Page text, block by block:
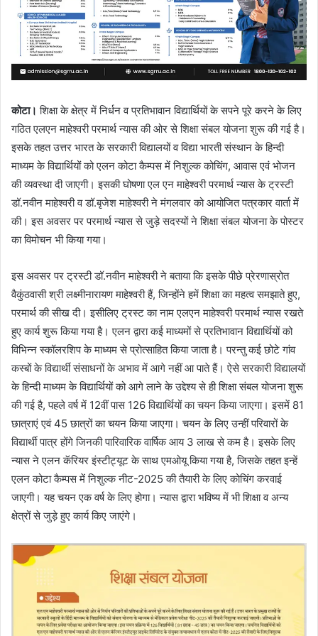
कोटा। शिक्षा के क्षेत्र में निर्धन व प्रतिभावान विद्यार्थियों के सपने पूरे करने के लिए
गठित एलएन माहेश्वरी परमार्थ न्यास की ओर से शिक्षा संबल योजना शुरू की गई है।
इसके तहत उत्तर भारत के सरकारी विद्यालयों व विद्या भारती संस्थान के हिन्दी
माध्यम के विद्यार्थियों को एलन कोटा कैम्पस में निशुल्क कोचिंग, आवास एवं भोजन
की व्यवस्था दी जाएगी। इसकी घोषणा एल एन माहेश्वरी परमार्थ न्यास के ट्रस्टी
डॉ.नवीन माहेश्वरी व डॉ.बृजेश माहेश्वरी ने मंगलवार को आयोजित पत्रकार वार्ता में
की। इस अवसर पर परमार्थ न्यास से जुड़े सदस्यों ने शिक्षा संबल योजना के पोस्टर
का विमोचन भी किया गया।
इस अवसर पर ट्रस्टी डॉ.नवीन माहेश्वरी ने बताया कि इसके पीछे प्रेरणास्रोत
वैकुंठवासी श्री लक्ष्मीनारायण माहेश्वरी हैं, जिन्होंने हमें शिक्षा का महत्व समझाते हुए,
परमार्थ की सीख दी। इसीलिए ट्रस्ट का नाम एलएन माहेश्वरी परमार्थ न्यास रखते
हुए कार्य शुरू किया गया है। एलन द्वारा कई माध्यमों से प्रतिभावान विद्यार्थियों को
विभिन्न स्कॉलरशिप के माध्यम से प्रोत्साहित किया जाता है। परन्तु कई छोटे गांव
कस्बों के विद्यार्थी संसाधनों के अभाव में आगे नहीं आ पाते हैं। ऐसे सरकारी विद्यालयों
के हिन्दी माध्यम के विद्यार्थियों को आगे लाने के उद्देश्य से ही शिक्षा संबल योजना शुरू
की गई है, पहले वर्ष में 12वीं पास 126 विद्यार्थियों का चयन किया जाएगा। इसमें 81
छात्राएं एवं 45 छात्रों का चयन किया जाएगा। चयन के लिए उन्हीं परिवारों के
विद्यार्थी पात्र होंगे जिनकी पारिवारिक वार्षिक आय 3 लाख से कम है। इसके लिए
न्यास ने एलन कॅरियर इंस्टीट्यूट के साथ एमओयू किया गया है, जिसके तहत इन्हें
एलन कोटा कैम्पस में निशुल्क नीट-2025 की तैयारी के लिए कोचिंग करवाई
जाएगी। यह चयन एक वर्ष के लिए होगा। न्यास द्वारा भविष्य में भी शिक्षा व अन्य
क्षेत्रों से जुड़े हुए कार्य किए जाएंगे।